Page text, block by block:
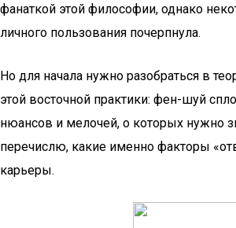
фанаткой этой философии, однако
личного пользования почерпнула.
Но для начала нужно разобраться в
этой восточной практики: фен-шуй
нюансов и мелочей, о которых нужно
перечислю, какие именно факторы
карьеры.